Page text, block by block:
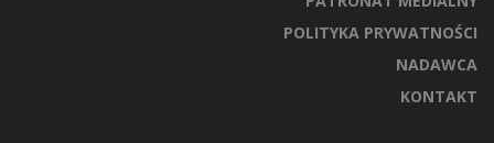
POLITYKA PRYWATNOŚCI
NADAWCA
KONTAKT